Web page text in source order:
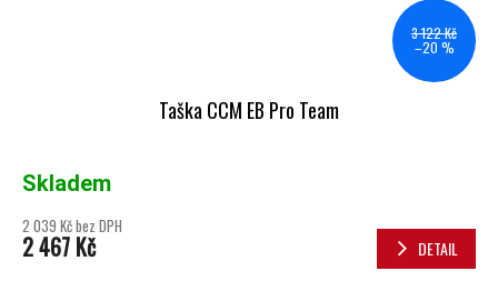
3 122 Kč
–20 %
Taška CCM EB Pro Team
Skladem
2 039 Kč bez DPH
2 467 Kč DETAIL